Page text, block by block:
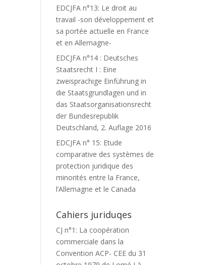
EDCJFA n°13: Le droit au
travail -son développement et
sa portée actuelle en France
et en Allemagne-
EDCJFA n°14 : Deutsches
Staatsrecht I : Eine
zweisprachige Einführung in
die Staatsgrundlagen und in
das Staatsorganisationsrecht
der Bundesrepublik
Deutschland, 2. Auflage 2016
EDCJFA n° 15: Etude
comparative des systèmes de
protection juridique des
minorités entre la France,
l’Allemagne et le Canada
Cahiers juriduqes
CJ n°1: La coopération
commerciale dans la
Convention ACP- CEE du 31